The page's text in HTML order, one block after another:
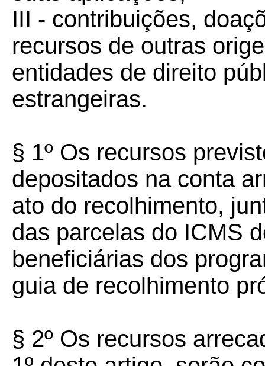
III - contribuições,
recursos de outras
entidades de direito
estrangeiras.
§ 1º Os recursos
depositados na conta
ato do recolhimento,
das parcelas do ICMS
beneficiárias dos
guia de recolhimento
§ 2º Os recursos